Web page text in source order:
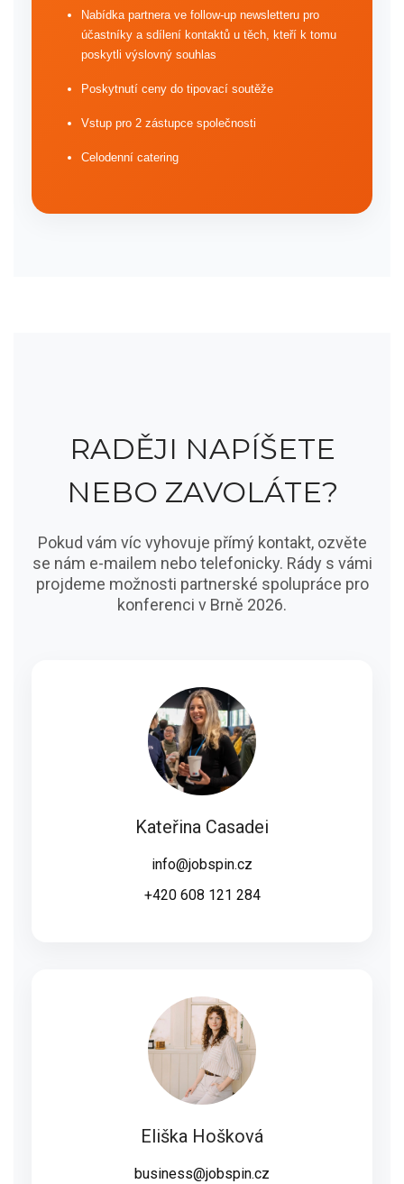
Nabídka partnera ve follow-up newsletteru pro
účastníky a sdílení kontaktů u těch, kteří k tomu
poskytli výslovný souhlas
Poskytnutí ceny do tipovací soutěže
Vstup pro 2 zástupce společnosti
Celodenní catering
RADĚJI NAPÍŠETE
NEBO ZAVOLÁTE?
Pokud vám víc vyhovuje přímý kontakt, ozvěte
se nám e-mailem nebo telefonicky. Rády s vámi
projdeme možnosti partnerské spolupráce pro
konferenci v Brně 2026.
Kateřina Casadei
info@jobspin.cz
+420 608 121 284
Eliška Hošková
business@jobspin.cz